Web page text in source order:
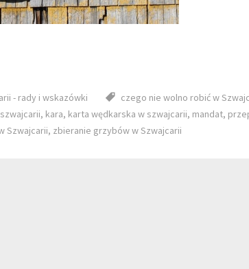
- rady i wskazówki czego nie wolno robić w
, kara, karta wędkarska w szwajcarii, mandat,
Szwajcarii, zbieranie grzybów w Szwajcarii